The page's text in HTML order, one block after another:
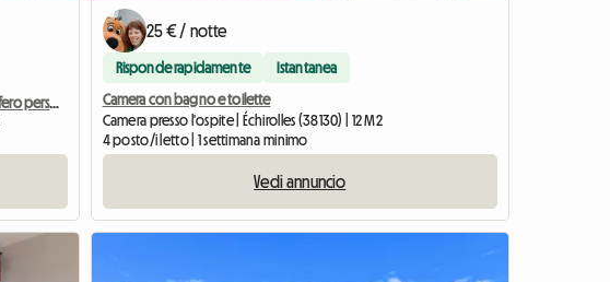
Stanza arredata di 15 m² con lavandino e frigorifero personale
25 € / notte
Risponde rapidamente Istantanea
Camera con bagno e toilette
Camera presso l'ospite | Échirolles (38130) | 12 M2
4 posto/i letto | 1 settimana minimo
Vedi annuncio